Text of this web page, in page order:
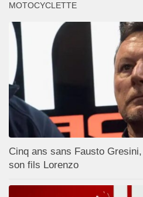
MOTOCYCLETTE
Cinq ans sans Fausto
son fils Lorenzo